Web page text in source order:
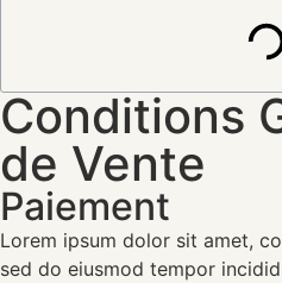
Conditions
de Vente
Paiement
Lorem ipsum dolor sit amet,
sed do eiusmod tempor